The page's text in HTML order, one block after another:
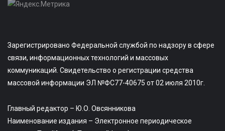
Зарегистрировано Федеральной службой по надзору в сфере
связи, информационных технологий и массовых
коммуникаций. Свидетельство о регистрации средства
массовой информации ЭЛ №ФС77-40675 от 02 июля 2010г.
Главный редактор – Ю.О. Овсянникова
Наименование издания – Электронное периодическое